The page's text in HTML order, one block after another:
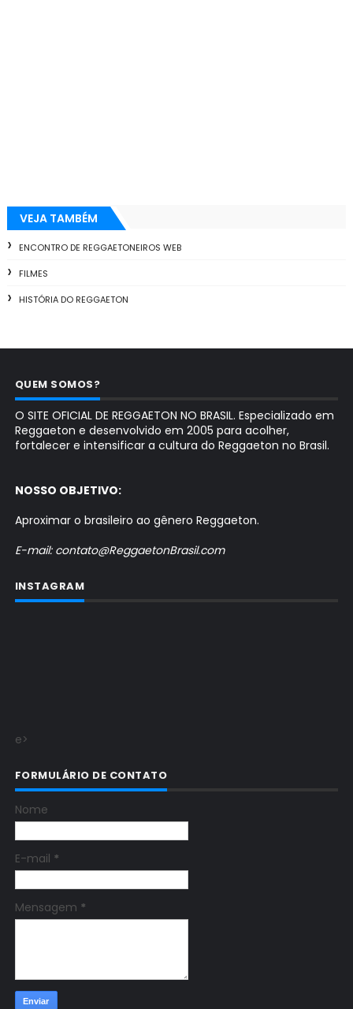
VEJA TAMBÉM
ENCONTRO DE REGGAETONEIROS WEB
FILMES
HISTÓRIA DO REGGAETON
QUEM SOMOS?
O SITE OFICIAL DE REGGAETON NO BRASIL. Especializado em
Reggaeton e desenvolvido em 2005 para acolher,
fortalecer e intensificar a cultura do Reggaeton no Brasil.
NOSSO OBJETIVO:
Aproximar o brasileiro ao gênero Reggaeton.
E-mail: contato@ReggaetonBrasil.com
INSTAGRAM
e>
FORMULÁRIO DE CONTATO
Nome
E-mail *
Mensagem *